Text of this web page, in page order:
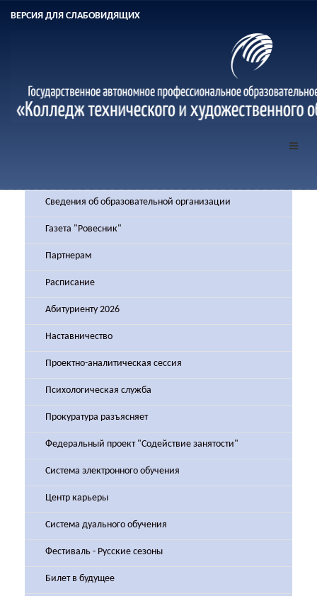
ВЕРСИЯ ДЛЯ СЛАБОВИДЯЩИХ
Сведения об образовательной организации
Газета "Ровесник"
Партнерам
Расписание
Абитуриенту 2026
Наставничество
Проектно-аналитическая сессия
Психологическая служба
Прокуратура разъясняет
Федеральный проект "Содействие занятости"
Система электронного обучения
Центр карьеры
Система дуального обучения
Фестиваль - Русские сезоны
Билет в будущее